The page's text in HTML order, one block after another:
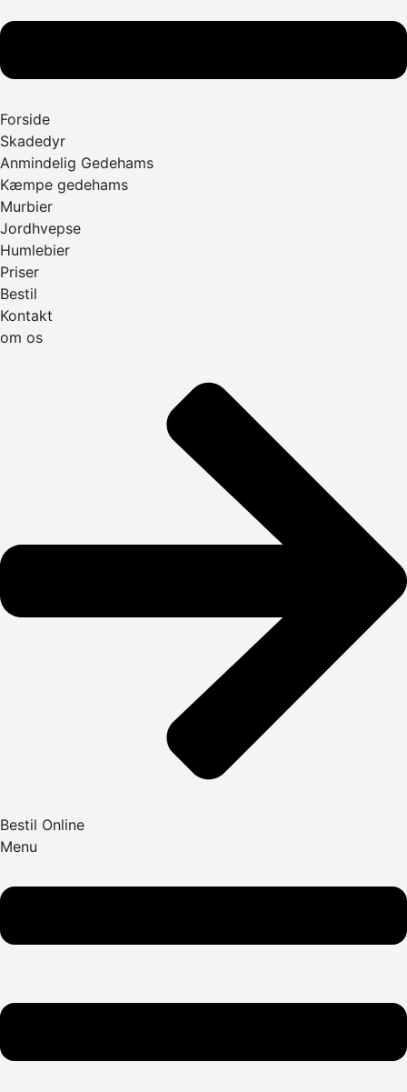
Forside
Skadedyr
Anmindelig Gedehams
Kæmpe gedehams
Murbier
Jordhvepse
Humlebier
Priser
Bestil
Kontakt
om os
Bestil Online
Menu